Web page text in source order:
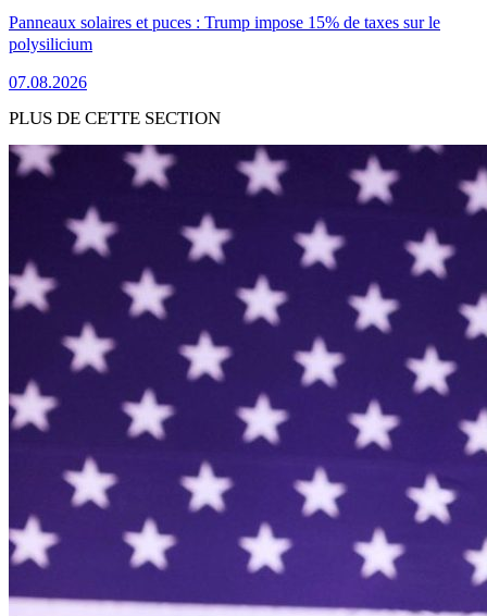
Panneaux solaires et puces : Trump impose 15% de taxes sur le
polysilicium
07.08.2026
PLUS DE CETTE SECTION